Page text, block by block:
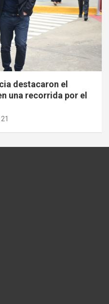
destacaron el
una recorrida por el